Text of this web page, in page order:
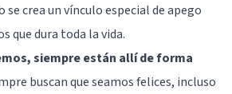
se crea un vínculo especial de apego
que dura toda la vida.
siempre están allí de forma
buscan que seamos felices, incluso